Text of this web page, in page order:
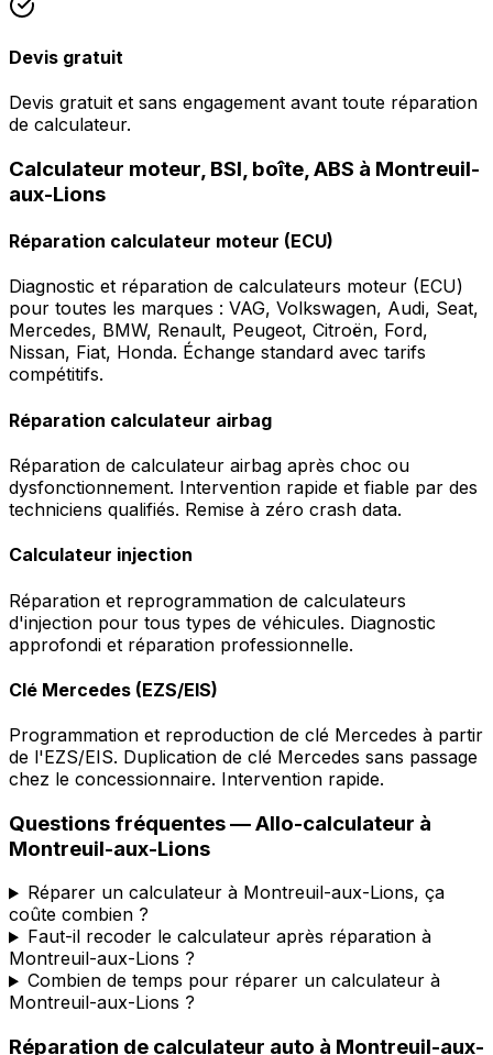
Devis gratuit
Devis gratuit et sans engagement avant toute réparation
de calculateur.
Calculateur moteur, BSI, boîte, ABS à Montreuil-
aux-Lions
Réparation calculateur moteur (ECU)
Diagnostic et réparation de calculateurs moteur (ECU)
pour toutes les marques : VAG, Volkswagen, Audi, Seat,
Mercedes, BMW, Renault, Peugeot, Citroën, Ford,
Nissan, Fiat, Honda. Échange standard avec tarifs
compétitifs.
Réparation calculateur airbag
Réparation de calculateur airbag après choc ou
dysfonctionnement. Intervention rapide et fiable par des
techniciens qualifiés. Remise à zéro crash data.
Calculateur injection
Réparation et reprogrammation de calculateurs
d'injection pour tous types de véhicules. Diagnostic
approfondi et réparation professionnelle.
Clé Mercedes (EZS/EIS)
Programmation et reproduction de clé Mercedes à partir
de l'EZS/EIS. Duplication de clé Mercedes sans passage
chez le concessionnaire. Intervention rapide.
Questions fréquentes —Allo-calculateur à
Montreuil-aux-Lions
Réparer un calculateur à Montreuil-aux-Lions, ça
coûte combien ?
Faut-il recoder le calculateur après réparation à
Montreuil-aux-Lions ?
Combien de temps pour réparer un calculateur à
Montreuil-aux-Lions ?
Réparation de calculateur auto à Montreuil-aux-